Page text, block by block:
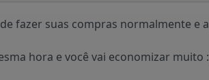
fazer suas compras normalmente e
hora e você vai economizar muito